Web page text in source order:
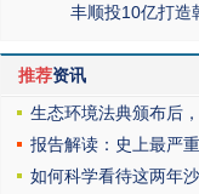
丰顺投10亿打造
推荐资讯
生态环境法典颁布后
报告解读：史上最严
如何科学看待这两年